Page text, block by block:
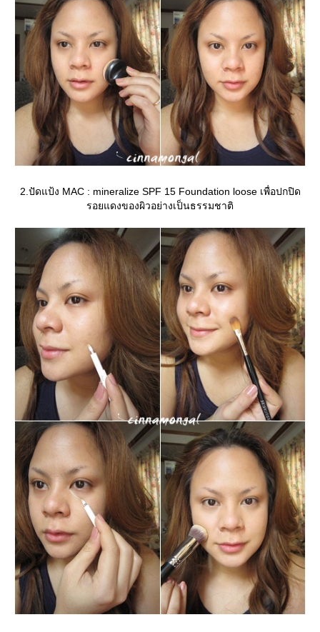
2.ปัดแป้ง MAC : mineralize SPF 15 Foundation loose เพื่อปกปิด
รอยแดงของผิวอย่างเป็นธรรมชาติ